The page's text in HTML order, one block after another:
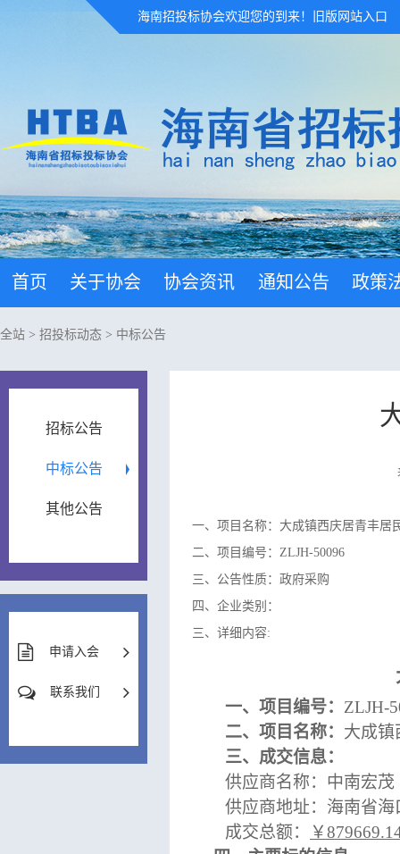
海南招投标协会欢迎您的到来！ 旧版网站入口
首页 关于协会 协会资讯 通知公告 政策
全站 > 招投标动态 > 中标公告
招标公告
中标公告
其他公告
申请入会
联系我们
一、项目名称：大成镇西庆居青丰居
二、项目编号：ZLJH-50096
三、公告性质：政府采购
四、企业类别：
三、详细内容:
一、 项目编号： ZLJH-
二、 项目名称： 大成镇
三、成交信息：
供应商名称：中南宏
供应商地址：海南省
成交总额：
￥